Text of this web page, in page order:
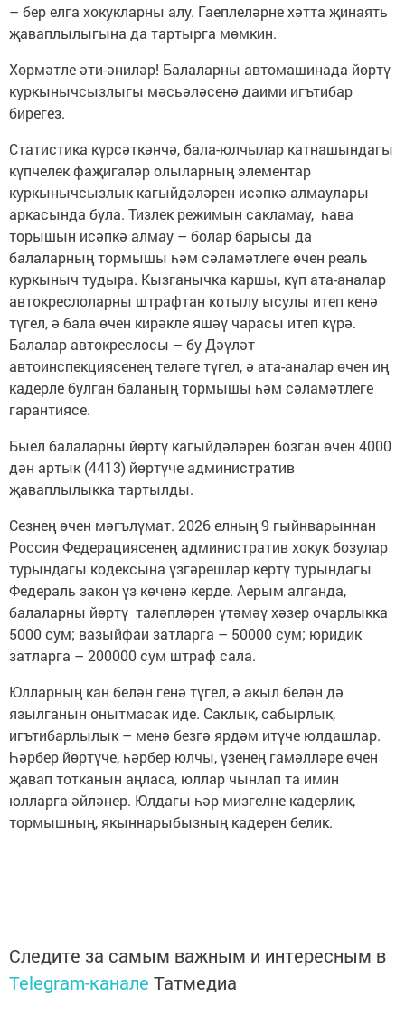
– бер елга хокукларны алу. Гаеплеләрне хәтта җинаять
җаваплылыгына да тартырга мөмкин.
Хөрмәтле әти-әниләр! Балаларны автомашинада йөртү
куркынычсызлыгы мәсьәләсенә даими игътибар
бирегез.
Статистика күрсәткәнчә, бала-юлчылар катнашындагы
күпчелек фаҗигаләр олыларның элементар
куркынычсызлык кагыйдәләрен исәпкә алмаулары
аркасында була. Тизлек режимын сакламау, һава
торышын исәпкә алмау – болар барысы да
балаларның тормышы һәм сәламәтлеге өчен реаль
куркыныч тудыра. Кызганычка каршы, күп ата-аналар
автокреслоларны штрафтан котылу ысулы итеп кенә
түгел, ә бала өчен кирәкле яшәү чарасы итеп күрә.
Балалар автокреслосы – бу Дәүләт
автоинспекциясенең теләге түгел, ә ата-аналар өчен иң
кадерле булган баланың тормышы һәм сәламәтлеге
гарантиясе.
Быел балаларны йөртү кагыйдәләрен бозган өчен 4000
дән артык (4413) йөртүче административ
җаваплылыкка тартылды.
Сезнең өчен мәгълүмат. 2026 елның 9 гыйнварыннан
Россия Федерациясенең административ хокук бозулар
турындагы кодексына үзгәрешләр кертү турындагы
Федераль закон үз көченә керде. Аерым алганда,
балаларны йөртү таләпләрен үтәмәү хәзер очарлыкка
5000 сум; вазыйфаи затларга – 50000 сум; юридик
затларга – 200000 сум штраф сала.
Юлларның кан белән генә түгел, ә акыл белән дә
язылганын онытмасак иде. Саклык, сабырлык,
игътибарлылык – менә безгә ярдәм итүче юлдашлар.
Һәрбер йөртүче, һәрбер юлчы, үзенең гамәлләре өчен
җавап тотканын аңласа, юллар чынлап та имин
юлларга әйләнер. Юлдагы һәр мизгелне кадерлик,
тормышның, якыннарыбызның кадерен белик.
Следите за самым важным и интересным в
Telegram-канале Татмедиа